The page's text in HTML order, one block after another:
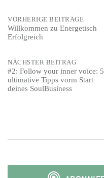
Post
navigation
VORHERIGE BEITRÄGE
Willkommen zu Energetisch
Erfolgreich
NÄCHSTER BEITRAG
#2: Follow your inner voice: 5
ultimative Tipps vorm Start
deines SoulBusiness